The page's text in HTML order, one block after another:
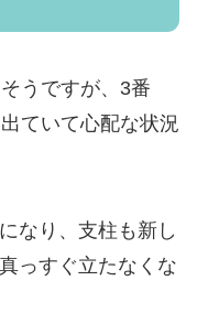
うですが、3番
ていて心配な状況
なり、支柱も新し
っすぐ立たなくな